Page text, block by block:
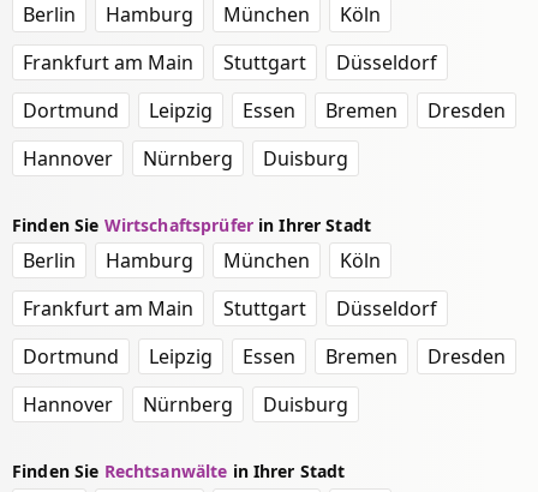
Berlin Hamburg München
Köln
Frankfurt am Main
Stuttgart
Düsseldorf
Dortmund
Leipzig Essen Bremen
Dresden
Hannover
Nürnberg Duisburg
Finden Sie Wirtschaftsprüferin Ihrer Stadt
Berlin Hamburg München
Köln
Frankfurt am Main
Stuttgart
Düsseldorf
Dortmund
Leipzig Essen Bremen
Dresden
Hannover
Nürnberg Duisburg
Finden Sie Rechtsanwälte in Ihrer Stadt